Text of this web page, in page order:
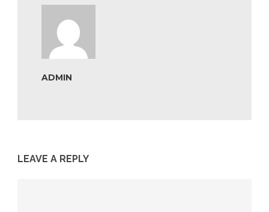
ADMIN
LEAVE A REPLY